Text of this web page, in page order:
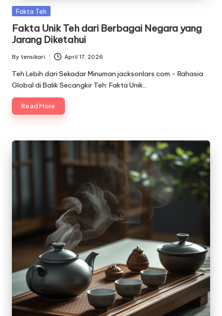
Posted
Fakta Teh
Fakta Unik Teh dari Berbagai Negara yang
Jarang Diketahui
Posted
by
By tensikari April 17, 2026
Teh Lebih dari Sekadar Minuman jacksonlars.com - Rahasia
Global di Balik Secangkir Teh: Fakta Unik…
Read More